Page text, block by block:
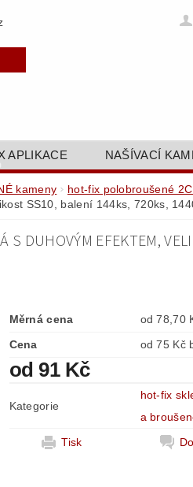
APLIKACE NAŠÍVACÍ
DOPRODEJ A SLEVY
KONTAKTY FA FASHION
ZÁSADY OCHRANY
kameny hot-fix polobroušené
SS10, balení 144ks, 720ks,
S DUHOVÝM EFEKTEM,
Měrná cena
od 78,70
Cena
od 91 Kč
Kategorie
hot-fix
a
Tisk